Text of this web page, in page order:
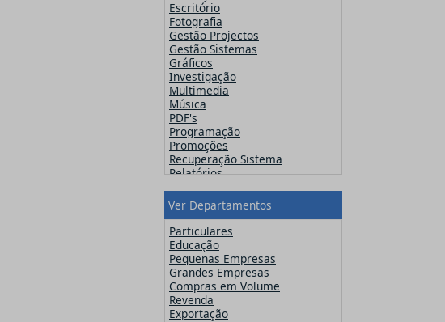
Flexera
Flipping Book
GFI
Globalscape
IDM Computer Solutions
Incomedia Software
Infacta
Infragistics
iSpring Solutions, Inc.
Jam Software
JetBrains
Kaspersky
Lansweeper
Maxon
MAXQDA - Verbi
McAfee
Microsoft
Navicat
Nero
Netsarang
Network Automation
Escritório
Fotografia
Gestão Projectos
Gestão Sistemas
Gráficos
Investigação
Multimedia
Música
PDF's
Programação
Promoções
Recuperação Sistema
Relatórios
Sistemas Operativos
Utilitários
Video
Web Design
Ver Departamentos
Particulares
Educação
Pequenas Empresas
Grandes Empresas
Compras em Volume
Revenda
Exportação